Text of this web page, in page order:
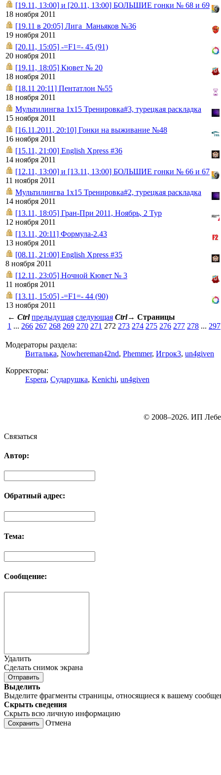
[19.11, 13:00] и [20.11, 13:00] БОЛЬШИЕ гонки № 68 и 69
18 ноября 2011
[19.11 в 20:05] Лига_Маньяков №36
19 ноября 2011
[20.11, 15:05] -=F1=- 45 (91)
20 ноября 2011
[19.11, 18:05] Кювет № 20
18 ноября 2011
[18.11 20:11] Пентатлон №55
18 ноября 2011
Мультилингва 1х15 Тренировка#3, турецкая раскладка
15 ноября 2011
[16.11.2011, 20:10] Гонки на выживание №48
16 ноября 2011
[15.11, 21:00] English Xpress #36
14 ноября 2011
[12.11, 13:00] и [13.11, 13:00] БОЛЬШИЕ гонки № 66 и 67
11 ноября 2011
Мультилингва 1х15 Тренировка#2, турецкая раскладка
14 ноября 2011
[13.11, 18:05] Гран-При 2011, Ноябрь, 2 Тур
12 ноября 2011
[13.11, 20:11] Формула-2.43
13 ноября 2011
[08.11, 21:00] English Xpress #35
8 ноября 2011
[12.11, 23:05] Ночной Кювет № 3
11 ноября 2011
[13.11, 15:05] -=F1=- 44 (90)
13 ноября 2011
← Ctrl предыдущая следующая Ctrl→ Страницы
1 ... 266 267 268 269 270 271 272 273 274 275 276 277 278 ... 297
Модераторы раздела:
Виталька, Nowhereman42nd, Phemmer, Игрок3, un4given
Корректоры:
Espera, Сударушка, Kenichi, un4given
© 2008–2026. ИП
Связаться
Автор:
Обратный адрес:
Тема:
Сообщение:
Удалить
Сделать снимок экрана
Отправить
Выделить
Выделите фрагменты страницы, относящиеся к вашему
Скрыть сведения
Скрыть всю личную информацию
Сохранить Отмена